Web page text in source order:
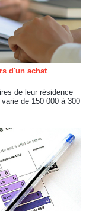
d'un achat
de leur résidence
de 150 000 à 300